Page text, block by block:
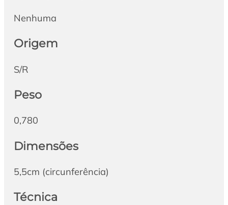
Nenhuma
Origem
S/R
Peso
0,780
Dimensões
5,5cm (circunferência)
Técnica